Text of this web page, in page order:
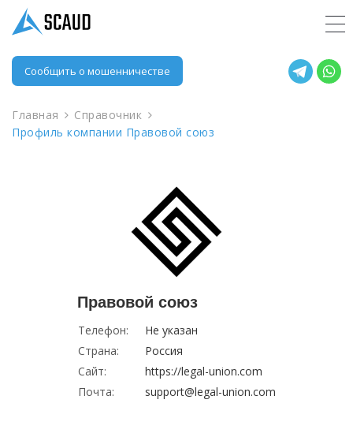
Сообщить о мошенничестве
Главная
Справочник
Профиль компании Правовой союз
Правовой союз
Телефон:
Не указан
Страна:
Россия
Сайт:
https://legal-union.com
Почта:
support@legal-union.com